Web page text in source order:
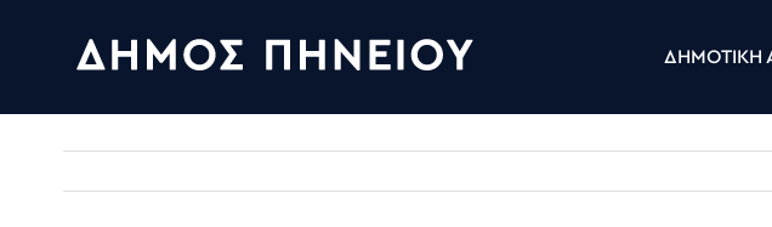
ΔΗΜΟΤΙΚΗ